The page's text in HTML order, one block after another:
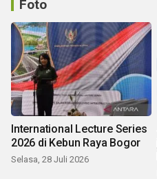
Foto
International Lecture Series
2026 di Kebun Raya Bogor
Selasa, 28 Juli 2026